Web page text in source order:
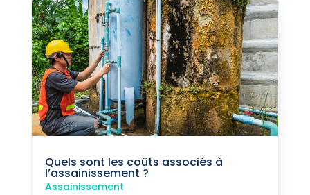
Quels sont les coûts associés à
l’assainissement ?
Assainissement